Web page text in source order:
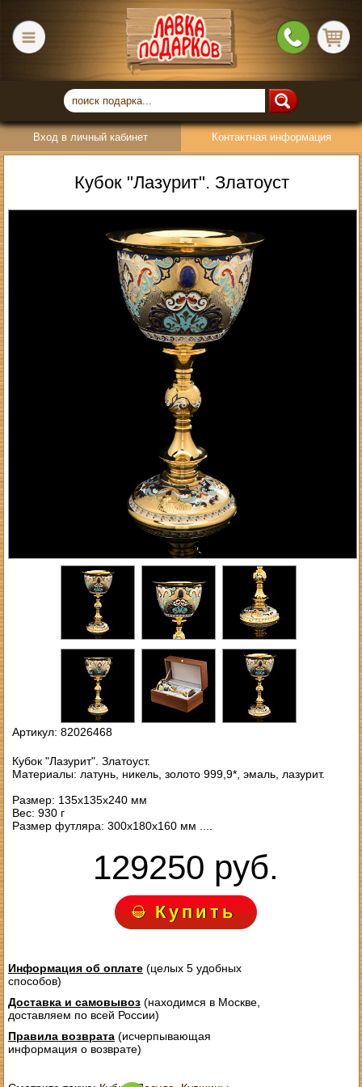
Вход в личный кабинет Контактная информация
Кубок "Лазурит". Златоуст
Артикул: 82026468
Кубок "Лазурит". Златоуст.
Материалы: латунь, никель, золото 999,9*, эмаль, лазурит.
Размер: 135х135х240 мм
Вес: 930 г
Размер футляра: 300х180х160 мм ....
129250 руб.
Купить
Информация об оплате(целых 5 удобных
способов)
Доставка и самовывоз(находимся в Москве,
доставляем по всей России)
Правила возврата(исчерпывающая
информация о возврате)